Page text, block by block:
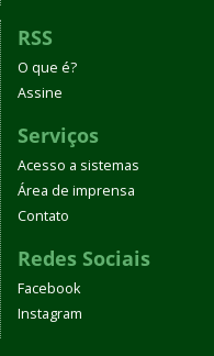
RSS
O que é?
Assine
Serviços
Acesso a sistemas
Área de imprensa
Contato
Redes Sociais
Facebook
Instagram